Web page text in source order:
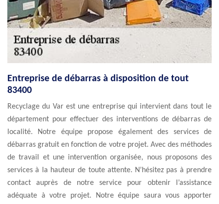
Entreprise de débarras à disposition de tout
83400
Recyclage du Var est une entreprise qui intervient dans tout le
département pour effectuer des interventions de débarras de
localité. Notre équipe propose également des services de
débarras gratuit en fonction de votre projet. Avec des méthodes
de travail et une intervention organisée, nous proposons des
services à la hauteur de toute attente. N’hésitez pas à prendre
contact auprès de notre service pour obtenir l’assistance
adéquate à votre projet. Notre équipe saura vous apporter